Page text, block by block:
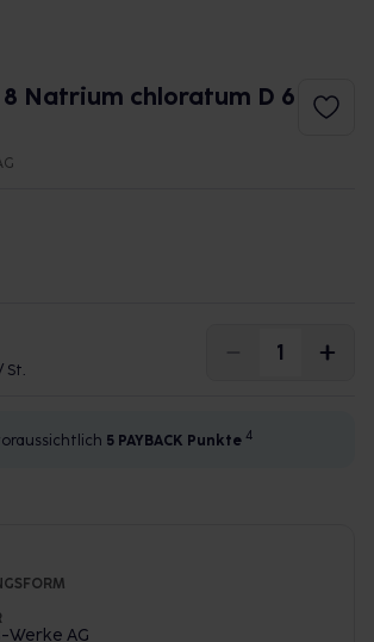
8 Natrium chloratum D 6
St.
5 PAYBACK Punkte 4
Werke AG